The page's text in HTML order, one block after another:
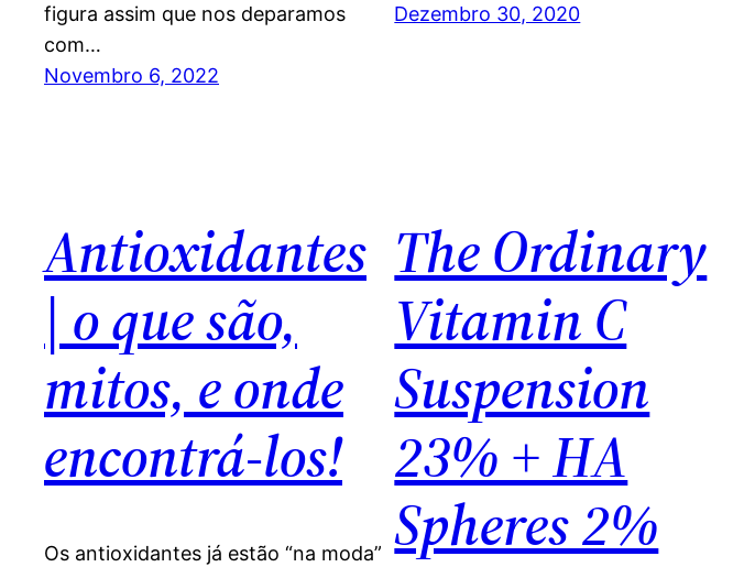
figura assim que nos deparamos
com…
Novembro 6, 2022
Dezembro 30, 2020
Antioxidantes
| o que são,
mitos, e onde
encontrá-los!
Os antioxidantes já estão “na moda”
The Ordinary
Vitamin C
Suspension
23% + HA
Spheres 2%